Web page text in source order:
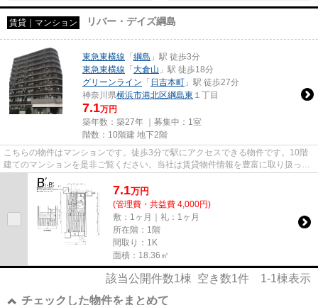
賃貸｜マンション リバー・デイズ綱島
東急東横線 「 綱島 」駅 徒歩3分
東急東横線 「 大倉山 」駅 徒歩18分
グリーンライン 「 日吉本町 」駅 徒歩27分
神奈川県横浜市港北区綱島東 １丁目
7.1万円
築年数：築27年 ｜募集中： 1室
階数：10階建 地下2階
こちらの物件はマンションです。徒歩3分で駅にアクセスできる物件です。10階
建てのマンションを是非ご覧ください。当社は賃貸物件情報を豊富に取り扱って
います。お客様のこだわりに合...
7.1万円
(管理費・共益費 4,000円)
敷：1ヶ月｜礼：1ヶ月
所在階：1階
間取り：1K
面積：18.36㎡
該当公開件数1棟 空き数1件 1-1棟表示
チェックした物件をまとめて